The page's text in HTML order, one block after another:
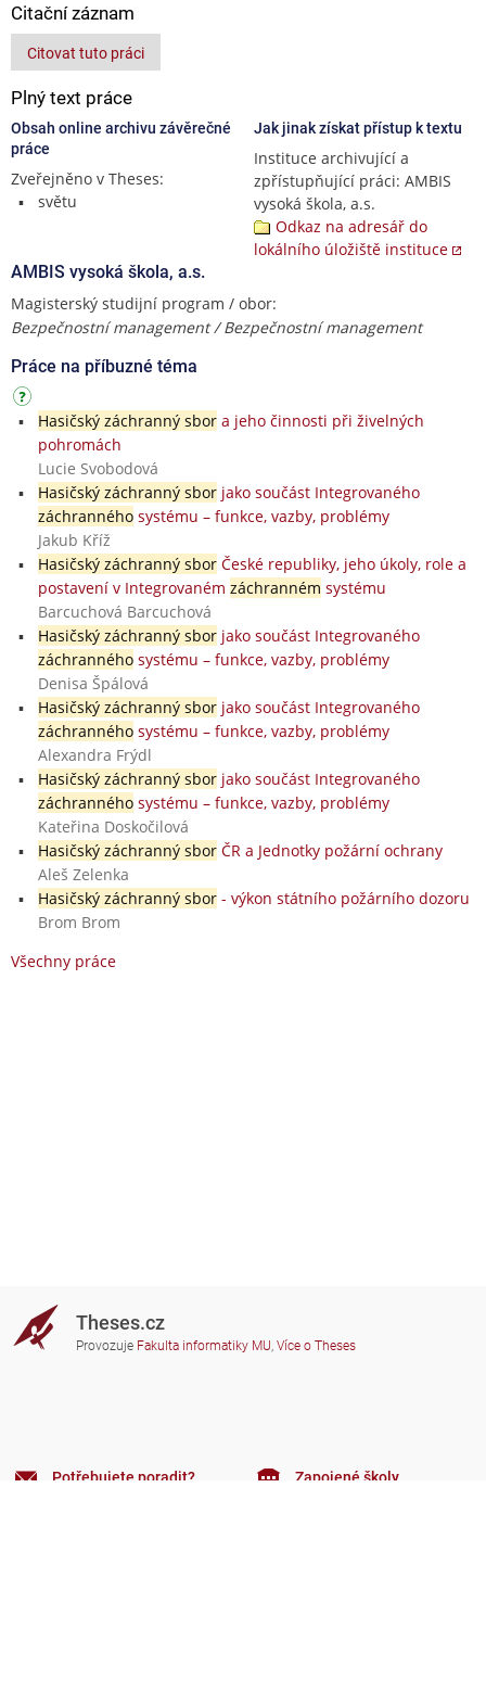
Citační záznam
Citovat tuto práci
Plný text práce
Obsah online archivu závěrečné
práce
Zveřejněno v Theses:
světu
Jak jinak získat přístup k textu
Instituce archivující a
zpřístupňující práci: AMBIS
vysoká škola, a.s.
Odkaz na adresář do
lokálního úložiště instituce
AMBIS vysoká škola, a.s.
Magisterský studijní program / obor:
Bezpečnostní management / Bezpečnostní management
Práce na příbuzné téma
Hasičský záchranný sbora jeho činnosti při živelných
pohromách
Lucie Svobodová
Hasičský záchranný sborjako součást Integrovaného
záchrannéhosystému – funkce, vazby, problémy
Jakub Kříž
Hasičský záchranný sborČeské republiky, jeho úkoly, role a
postavení v Integrovaném záchranném systému
Barcuchová Barcuchová
Hasičský záchranný sborjako součást Integrovaného
záchrannéhosystému – funkce, vazby, problémy
Denisa Špálová
Hasičský záchranný sborjako součást Integrovaného
záchrannéhosystému – funkce, vazby, problémy
Alexandra Frýdl
Hasičský záchranný sborjako součást Integrovaného
záchrannéhosystému – funkce, vazby, problémy
Kateřina Doskočilová
Hasičský záchranný sborČR a Jednotky požární ochrany
Aleš Zelenka
Hasičský záchranný sbor- výkon státního požárního dozoru
Brom Brom
Všechny práce
Theses.cz
Provozuje Fakulta informatiky MU, Více o Theses
Potřebujete poradit? Zapojené školy